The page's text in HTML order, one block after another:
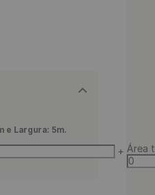
e Largura: 5m.
+ Área